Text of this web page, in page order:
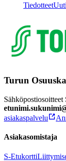
Tiedotteet
Turun
Sähköpostiosoitteet
asiakaspalvelu
Asiakasomistaja
S-Etukortti